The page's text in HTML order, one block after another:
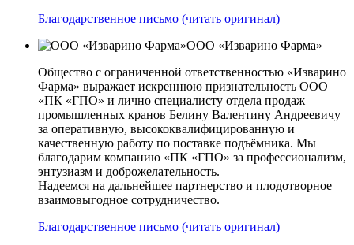
Благодарственное письмо (читать оригинал)
ООО «Изварино Фарма»
Общество с ограниченной ответственностью «Изварино
Фарма» выражает искреннюю признательность ООО
«ПК «ГПО» и лично специалисту отдела продаж
промышленных кранов Белину Валентину Андреевичу
за оперативную, высококвалифицированную и
качественную работу по поставке подъёмника. Мы
благодарим компанию «ПК «ГПО» за профессионализм,
энтузиазм и доброжелательность.
Надеемся на дальнейшее партнерство и плодотворное
взаимовыгодное сотрудничество.
Благодарственное письмо (читать оригинал)